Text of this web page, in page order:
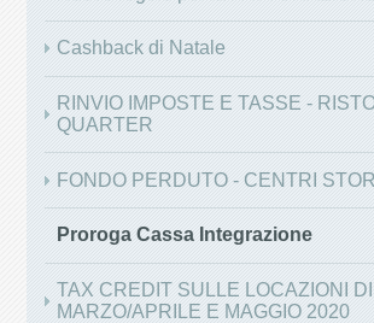
Cashback di Natale
RINVIO IMPOSTE E TASSE -
QUARTER
FONDO PERDUTO - CENTRI
Proroga Cassa Integrazione
TAX CREDIT SULLE LOCAZIONI DI
MARZO/APRILE E MAGGIO 2020